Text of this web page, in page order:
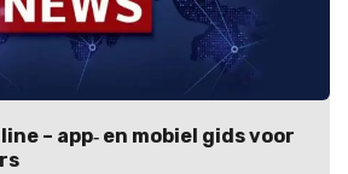
– app‑ en mobiel gids voor